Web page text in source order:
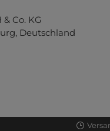
Co. KG
Deutschland